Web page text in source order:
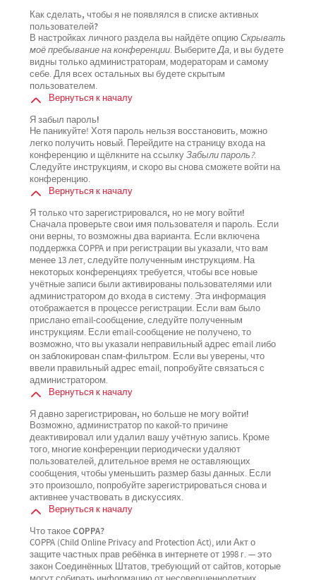
Как сделать, чтобы я не появлялся в списке активных
пользователей?
В настройках личного раздела вы найдёте опциюСкрывать
моё пребывание на конференции. ВыберитеДа, и вы будете
видны только администраторам, модераторам и самому
себе. Для всех остальных вы будете скрытым
пользователем.
Вернуться к началу
Я забыл пароль!
Не паникуйте! Хотя пароль нельзя восстановить, можно
легко получить новый. Перейдите на страницу входа на
конференцию и щёлкните на ссылкуЗабыли пароль?.
Следуйте инструкциям, и скоро вы снова сможете войти на
конференцию.
Вернуться к началу
Я только что зарегистрировался, но не могу войти!
Сначала проверьте свои имя пользователя и пароль. Если
они верны, то возможны два варианта. Если включена
поддержка COPPA и при регистрации вы указали, что вам
менее 13 лет, следуйте полученным инструкциям. На
некоторых конференциях требуется, чтобы все новые
учётные записи были активированы пользователями или
администратором до входа в систему. Эта информация
отображается в процессе регистрации. Если вам было
прислано email-сообщение, следуйте полученным
инструкциям. Если email-сообщение не получено, то
возможно, что вы указали неправильный адрес email либо
он заблокирован спам-фильтром. Если вы уверены, что
ввели правильный адрес email, попробуйте связаться с
администратором.
Вернуться к началу
Я давно зарегистрирован, но больше не могу войти!
Возможно, администратор по какой-то причине
деактивировал или удалил вашу учётную запись. Кроме
того, многие конференции периодически удаляют
пользователей, длительное время не оставляющих
сообщения, чтобы уменьшить размер базы данных. Если
это произошло, попробуйте зарегистрироваться снова и
активнее участвовать в дискуссиях.
Вернуться к началу
Что такое COPPA?
COPPA (Child Online Privacy and Protection Act), или Акт о
защите частных прав ребёнка в интернете от 1998 г. — это
закон Соединённых Штатов, требующий от сайтов, которые